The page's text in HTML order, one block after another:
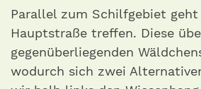
Parallel zum Schilfgebiet
Hauptstraße treffen. Diese
gegenüberliegenden
wodurch sich zwei